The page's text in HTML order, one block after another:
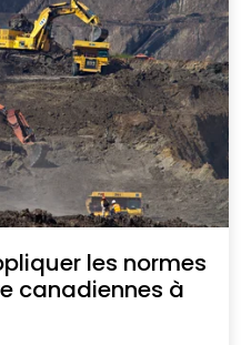
les normes
canadiennes à